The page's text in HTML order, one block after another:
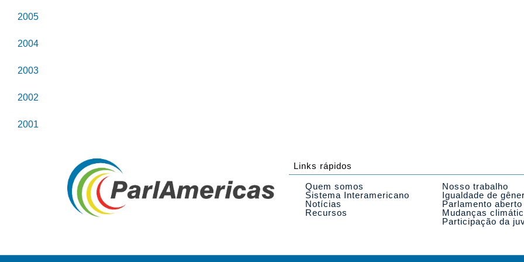
2005
2004
2003
2002
2001
Links rápidos
Quem somos
Sistema Interamericano
Notícias
Recursos
Nosso trabalho
Igualdade de
Parlamento aberto
Mudanças
Participação da